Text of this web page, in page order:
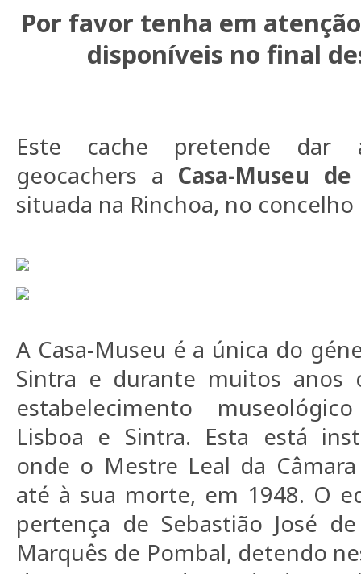
Por favor tenha em
disponíveis no final
Este cache pretende dar
geocachers a Casa-Museu
situada na Rinchoa, no concelho
A Casa-Museu é a única do
Sintra e durante muitos anos
estabelecimento
Lisboa e Sintra. Esta está
onde o Mestre Leal da
até à sua morte, em 1948. O
pertença de Sebastião José
Marquês de Pombal, detendo